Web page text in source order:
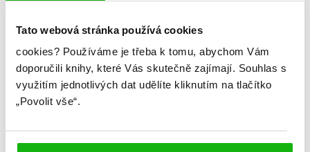
Tato webová stránka používá cookies
cookies? Používáme je třeba k tomu, abychom Vám
doporučili knihy, které Vás skutečně zajímají. Souhlas s
využitím jednotlivých dat udělíte kliknutím na tlačítko
„Povolit vše“.
Žánr: Ostatní
Krysař